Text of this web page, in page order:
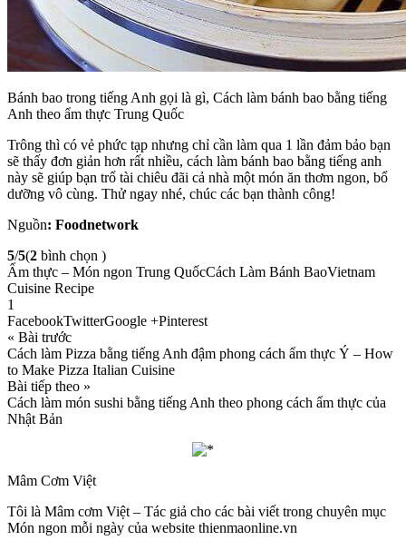
Bánh bao trong tiếng Anh gọi là gì, Cách làm bánh bao bằng tiếng
Anh theo ẩm thực Trung Quốc
Trông thì có vẻ phức tạp nhưng chỉ cần làm qua 1 lần đảm bảo bạn
sẽ thấy đơn giản hơn rất nhiều, cách làm bánh bao bằng tiếng anh
này sẽ giúp bạn trổ tài chiêu đãi cả nhà một món ăn thơm ngon, bổ
dưỡng vô cùng. Thử ngay nhé, chúc các bạn thành công!
Nguồn: Foodnetwork
5/5(2 bình chọn )
Ẩm thực – Món ngon Trung QuốcCách Làm Bánh BaoVietnam
Cuisine Recipe
1
FacebookTwitterGoogle +Pinterest
« Bài trước
Cách làm Pizza bằng tiếng Anh đậm phong cách ẩm thực Ý – How
to Make Pizza Italian Cuisine
Bài tiếp theo »
Cách làm món sushi bằng tiếng Anh theo phong cách ẩm thực của
Nhật Bản
Mâm Cơm Việt
Tôi là Mâm cơm Việt – Tác giả cho các bài viết trong chuyên mục
Món ngon mỗi ngày của website thienmaonline.vn